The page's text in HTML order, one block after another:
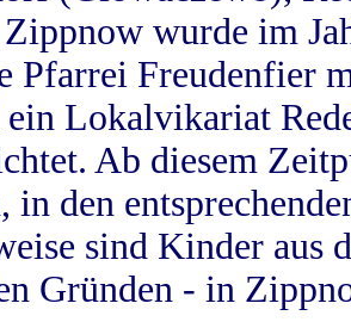
wurde im
Pfarrei Freudenfier
ein Lokalvikariat
Ab diesem
in den
sind Kinder aus
Gründen - in